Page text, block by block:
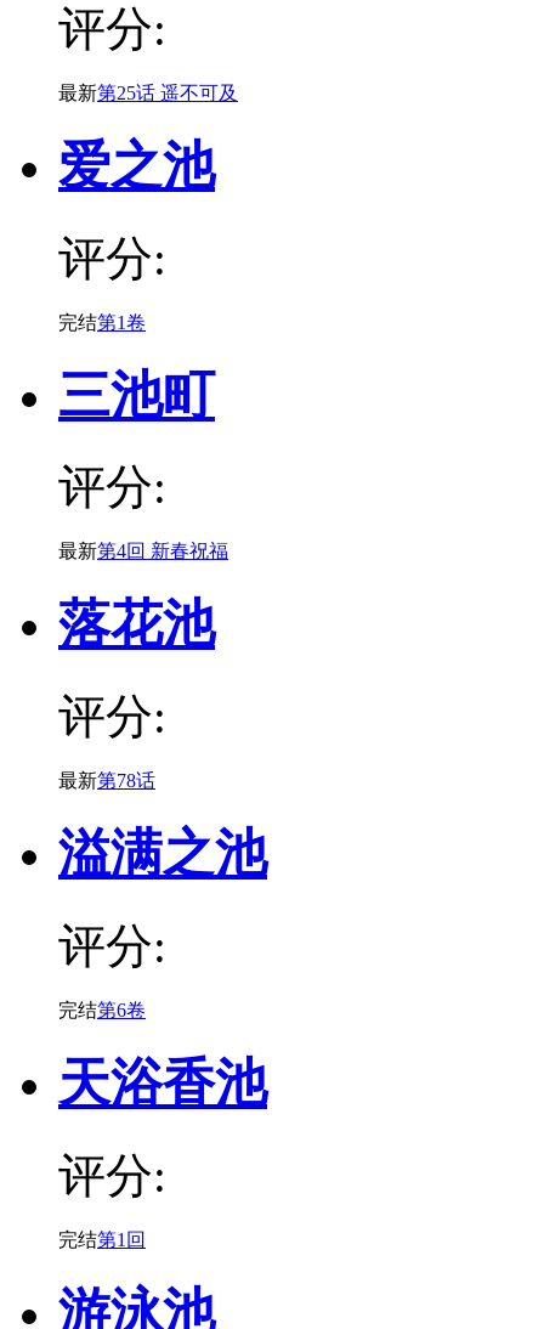
评分:
最新第25话 遥不可及
爱之池
评分:
完结第1卷
三池町
评分:
最新第4回 新春祝福
落花池
评分:
最新第78话
溢满之池
评分:
完结第6卷
天浴香池
评分:
完结第1回
游泳池